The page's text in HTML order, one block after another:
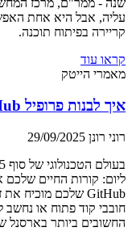
שנה - ממר"ם, מרכז
עליה, אבל היא אחת
קריירה בפיתוח תוכנה.
קראו עוד
מאמרי הייטק
איך לבנות פרופיל GitHub שגורם למגייסים לרדוף אחריכם
רוני רונן 29/09/2025
ליום: קורות החיים
חובבי קוד פתוח או
החשובים ביותר בארסנל